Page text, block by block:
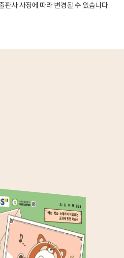
판사 사정에 따라 변경될 수 있습니다.